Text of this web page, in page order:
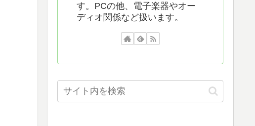
す。PCの他、電子楽器やオー
ディオ関係など扱います。